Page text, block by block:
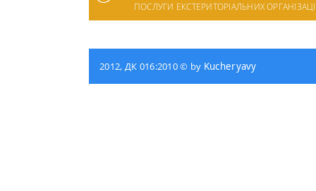
ПОСЛУГИ ЕКСТЕРИТОРІАЛЬНИХ
2012, ДК 016:2010 © by Kucheryavy